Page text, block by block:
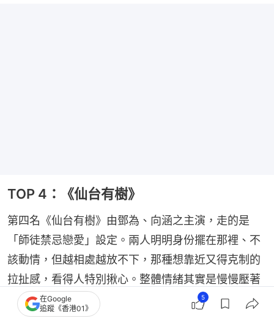
TOP 4：《仙台有樹》
第四名《仙台有樹》由鄧為、向涵之主演，走的是
「師徒禁忌戀愛」設定。兩人明明身份擺在那裡、不
該動情，但越相處越放不下，那種想靠近又得克制的
拉扯感，看得人特別揪心。整體情緒其實是慢慢壓著
走，但也因為壓得久，一旦爆開就特別有感，很容易
讓人一邊喊虐、一邊又忍不住繼續追下去。
在Google
追蹤《香港01》
5